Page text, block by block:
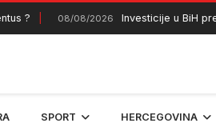
08/08/2026 Investicije u BiH
SPORT HERCEGOVINA